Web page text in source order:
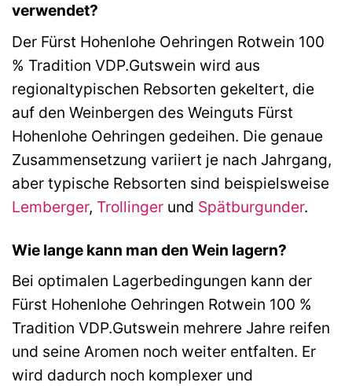
verwendet?
Der Fürst Hohenlohe Oehringen Rotwein 100
% Tradition VDP.Gutswein wird aus
regionaltypischen Rebsorten gekeltert, die
auf den Weinbergen des Weinguts Fürst
Hohenlohe Oehringen gedeihen. Die genaue
Zusammensetzung variiert je nach Jahrgang,
aber typische Rebsorten sind beispielsweise
Lemberger, Trollinger und Spätburgunder.
Wie lange kann man den Wein lagern?
Bei optimalen Lagerbedingungen kann der
Fürst Hohenlohe Oehringen Rotwein 100 %
Tradition VDP.Gutswein mehrere Jahre reifen
und seine Aromen noch weiter entfalten. Er
wird dadurch noch komplexer und